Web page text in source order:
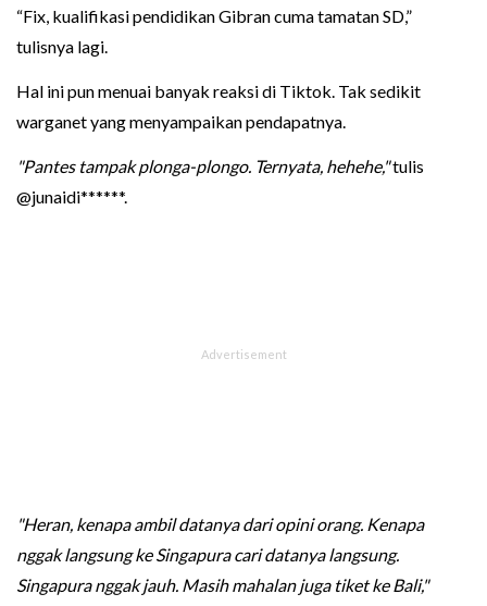
“Fix, kualifikasi pendidikan Gibran cuma tamatan SD,”
tulisnya lagi.
Hal ini pun menuai banyak reaksi di Tiktok. Tak sedikit
warganet yang menyampaikan pendapatnya.
"Pantes tampak plonga-plongo. Ternyata, hehehe,"tulis
@junaidi******.
"Heran, kenapa ambil datanya dari opini orang. Kenapa
nggak langsung ke Singapura cari datanya langsung.
Singapura nggak jauh. Masih mahalan juga tiket ke Bali,"